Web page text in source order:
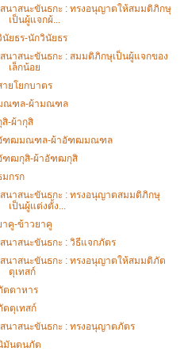
สนาสนะขันธกะ : ทรงอนุญาตให้สมมติภิกษุ
เป็นผู้แจกผ้...
นัยธร-นักวินัยธร
สนาสนะขันธกะ : สมมติภิกษุเป็นผู้แจกของ
เล็กน้อย
ายโยกบาตร
ณฑล-ผ้ามณฑล
สิ-ผ้ากุสิ
ฑฒมณฑล-ผ้าอัฑฒมณฑล
ฑฒกุสิ-ผ้าอัฑฒกุสิ
มกรก
สนาสนะขันธกะ : ทรงอนุญาตสมมติภิกษุ
เป็นผู้แต่งตั้ง...
าคู-ข้าวยาคู
สนาสนะขันธกะ : วิธีแจกภัตร
สนาสนะขันธกะ : ทรงอนุญาตให้สมมติภัต
ตุเทสก์
ตตาหาร
ตตุเทสก์
สนาสนะขันธกะ : ทรงอนุญาตภัตร
มันตนภัต